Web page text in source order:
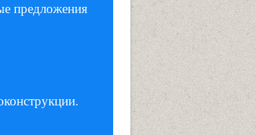
предложения